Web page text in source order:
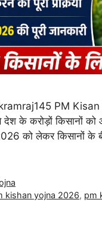
PM Kisan
के करोड़ों किसानों को
को लेकर किसानों के
kishan yojna 2026, pm